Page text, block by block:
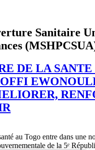
Sanitaire
DE LA SANTE
au Togo entre dans une
de la 5ᵉ